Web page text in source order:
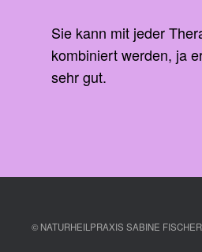
Sie kann mit jeder
kombiniert werden, ja
sehr gut.
© NATURHEILPRAXIS SABINE